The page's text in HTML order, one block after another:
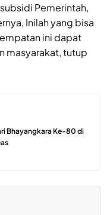
Pemerintah,
Inilah yang bisa
ini dapat
masyarakat, tutup
Bhayangkara Ke-80 di